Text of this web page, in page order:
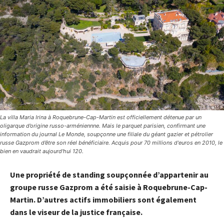
La villa Maria Irina à Roquebrune-Cap-Martin est officiellement détenue par un
oligarque d’origine russo-arméniennne. Mais le parquet parisien, confirmant une
information du journal Le Monde, soupçonne une filiale du géant gazier et pétrolier
russe Gazprom d’être son réel bénéficiaire. Acquis pour 70 millions d'euros en 2010, le
bien en vaudrait aujourd'hui 120.
Une propriété de standing soupçonnée d’appartenir au
groupe russe Gazprom a été saisie à Roquebrune-Cap-
Martin. D’autres actifs immobiliers sont également
dans le viseur de la justice française.